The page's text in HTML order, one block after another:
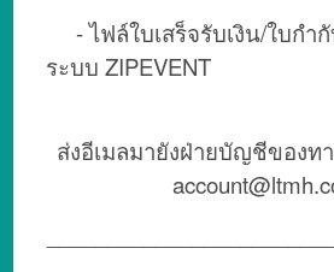
- ไฟล์ใบเสร็จรับเงิน/ใบกำ
ระบบ ZIPEVENT
ส่งอีเมลมายังฝ่ายบัญชีของท